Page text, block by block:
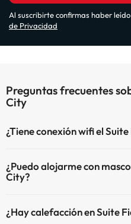
Al suscribirte confirmas haber
de Privacidad
Preguntas frecuentes
City
¿Tiene conexión wifi el
¿Puedo alojarme con
City?
¿Hay calefacción en Suite